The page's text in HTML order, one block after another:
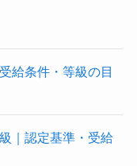
給条件・等級の目
｜認定基準・受給